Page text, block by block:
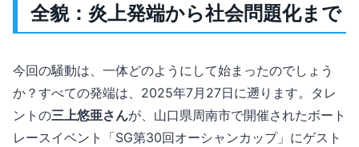
全貌：炎上発端から社会問題化まで
今回の騒動は、一体どのようにして始まったのでしょう
か？すべての発端は、2025年7月27日に遡ります。タレ
ントの三上悠亜さんが、山口県周南市で開催されたボート
レースイベント「SG第30回オーシャンカップ」にゲスト